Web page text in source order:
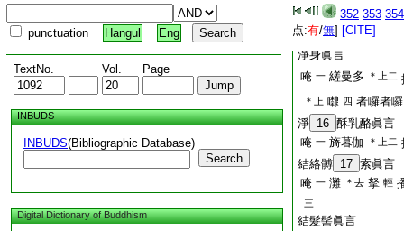
punctuation Hangul Eng
TextNo. Vol. Page
INBUDS
INBUDS(Bibliographic Database)
Search
Digital Dictionary of Buddhism
352 353 354
点:有/無] [CITE]
洗浴眞言
唵 喉中擡聲引
呼下同一
弭麼攞
淨身眞言
唵 一 縒曼多 ＊上二
＊上 㘑 四 者囉者囉
淨 16 酥乳酪眞言
唵 一 旖暮伽 ＊上二
結絡髆 17 索眞言
唵 一 灘 ＊去 拏 輕
三
結髮髻眞言